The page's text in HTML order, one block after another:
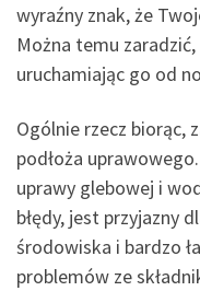
wyraźny znak, że
Można temu
uruchamiając go od
Ogólnie rzecz biorąc,
podłoża
uprawy glebowej i
błędy, jest przyjazny
środowiska i bardzo
problemów ze